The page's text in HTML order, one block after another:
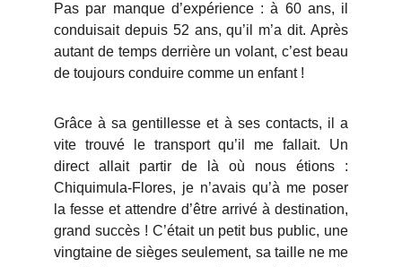
Pas par manque d’expérience : à 60 ans, il
conduisait depuis 52 ans, qu’il m’a dit. Après
autant de temps derrière un volant, c’est beau
de toujours conduire comme un enfant !
Grâce à sa gentillesse et à ses contacts, il a
vite trouvé le transport qu’il me fallait. Un
direct allait partir de là où nous étions :
Chiquimula-Flores, je n’avais qu’à me poser
la fesse et attendre d’être arrivé à destination,
grand succès ! C’était un petit bus public, une
vingtaine de sièges seulement, sa taille ne me